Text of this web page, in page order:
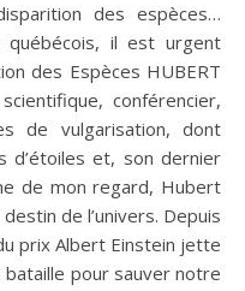
des espèces…
québécois, il est urgent
des Espèces HUBERT
conférencier,
de vulgarisation, dont
d’étoiles et, son dernier
de mon regard, Hubert
de l’univers. Depuis
prix Albert Einstein jette
pour sauver notre